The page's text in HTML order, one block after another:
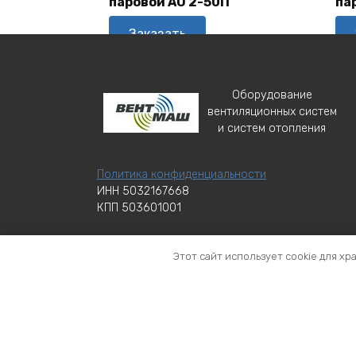
Заказать
Оборудование
вентиляционных систем
и систем отопления
Политика конфиденциальности
ИНН 5032167668
КПП 503601001
Этот сайт использует cookie для